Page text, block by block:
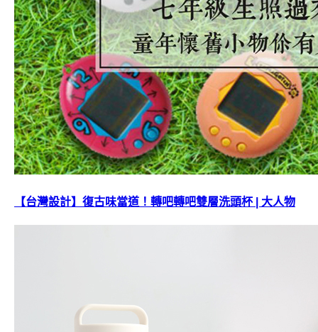
【台灣設計】復古味當道！轉吧轉吧雙層洗頭杯 | 大人物